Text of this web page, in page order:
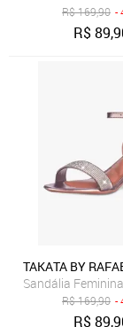
R$169,90 -
R$
TAKATA BY
Sandália
R$169,90 -
R$